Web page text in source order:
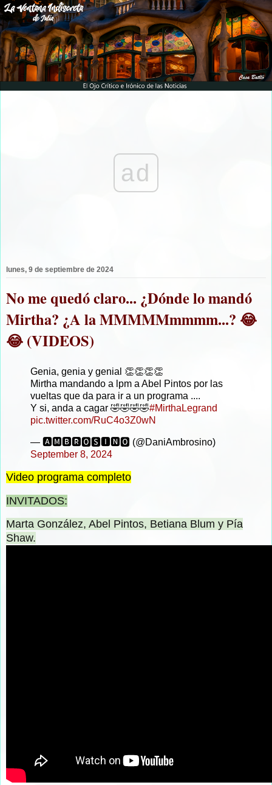
ad
lunes, 9 de septiembre de 2024
No me quedó claro... ¿Dónde lo mandó
Mirtha? ¿A la MMMMMmmmm...? 😂
😂 (VIDEOS)
Genia, genia y genial 👏👏👏👏
Mirtha mandando a lpm a Abel Pintos por las
vueltas que da para ir a un programa ....
Y si, anda a cagar 🤣🤣🤣🤣#MirthaLegrand
pic.twitter.com/RuC4o3Z0wN
— 🅰🅼🅱🆁🅾🆂🅸🅽🅾 (@DaniAmbrosino)
September 8, 2024
Video programa completo
INVITADOS:
Marta González, Abel Pintos, Betiana Blum y Pía
Shaw.